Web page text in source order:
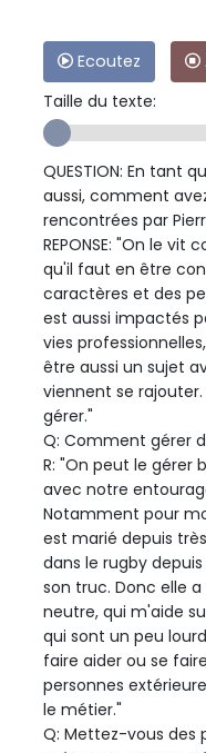
Ecoutez
Taille du texte:
QUESTION: En tant
aussi, comment
rencontrées par
REPONSE: "On le
qu'il faut en être
caractères et des
est aussi impactés
vies
être aussi un sujet
viennent se
gérer."
Q: Comment gérer
R: "On peut le gérer
avec notre
Notamment pour
est marié depuis
dans le rugby
son truc. Donc elle
neutre, qui m'aide
qui sont un peu
faire aider ou se
personnes
le métier."
Q: Mettez-vous des